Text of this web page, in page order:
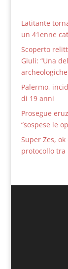
Latitante
un 41enne
Scoperto
Giuli: “Una
Palermo,
di 19 anni
Prosegue
“sospese le
Super Zes,
protocollo tra